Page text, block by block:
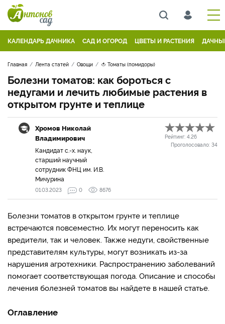
КАЛЕНДАРЬ ДАЧНИКА САД И ОГОРОД ЦВЕТЫ И РАСТЕНИЯ
Главная Лента статей Овощи 🍅 Томаты (помидоры)
Болезни томатов: как бороться с
недугами и лечить любимые растения в
открытом грунте и теплице
Хромов Николай
Владимирович
Кандидат с.-х. наук,
старший научный
сотрудник ФНЦ им. И.В.
Мичурина
Рейтинг: 4.26
Проголосовало: 34
01.03.2023 0 8676
Болезни томатов в открытом грунте и теплице
встречаются повсеместно. Их могут переносить как
вредители, так и человек. Также недуги, свойственные
представителям культуры, могут возникать из-за
нарушения агротехники. Распространению заболеваний
помогает соответствующая погода. Описание и способы
лечения болезней томатов вы найдете в нашей статье.
Оглавление